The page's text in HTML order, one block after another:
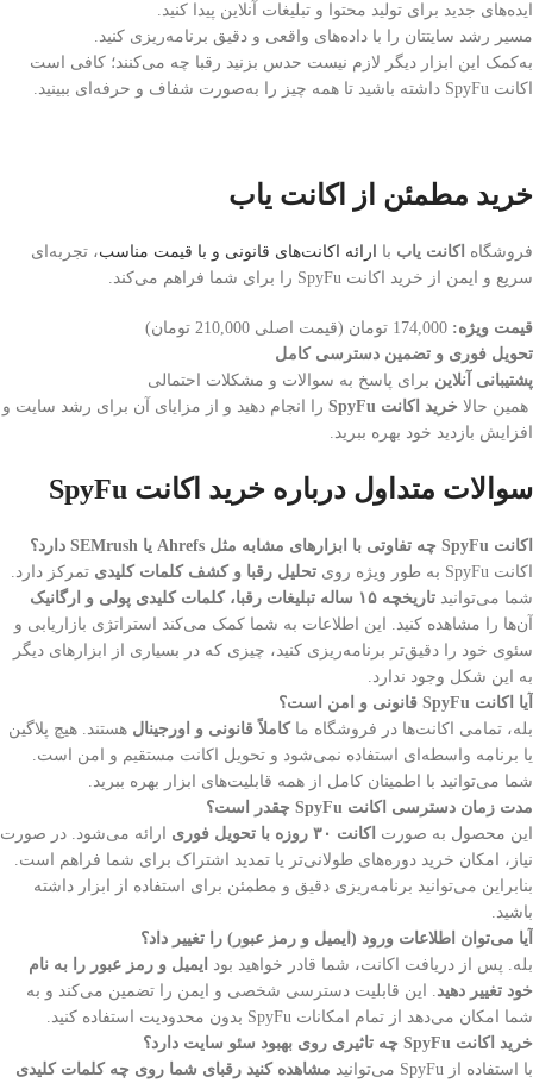
ایده‌های جدید برای تولید محتوا و تبلیغات آنلاین پیدا کنید.
مسیر رشد سایتتان را با داده‌های واقعی و دقیق برنامه‌ریزی کنید.
به‌کمک این ابزار دیگر لازم نیست حدس بزنید رقبا چه می‌کنند؛ کافی است
اکانت SpyFu داشته باشید تا همه چیز را به‌صورت شفاف و حرفه‌ای ببینید.
خرید مطمئن از اکانت یاب
فروشگاه اکانت یاب با ارائه اکانت‌های قانونی و با قیمت مناسب، تجربه‌ای
سریع و ایمن از خرید اکانت SpyFu را برای شما فراهم می‌کند.
قیمت ویژه:
تحویل فوری و تضمین دسترسی کامل
پشتیبانی آنلاین برای پاسخ به سوالات و مشکلات احتمالی
همین حالا خرید اکانت SpyFu
را انجام دهید و از مزایای آن برای رشد سایت و
افزایش بازدید خود بهره ببرید.
سوالات متداول درباره خرید اکانت SpyFu
اکانت SpyFu چه تفاوتی با ابزارهای مشابه مثل Ahrefs یا SEMrush دارد؟
اکانت SpyFu به طور ویژه روی
تحلیل رقبا و کشف کلمات کلیدی تمرکز دارد.
شما می‌توانید تاریخچه ۱۵ ساله تبلیغات رقبا، کلمات کلیدی پولی و ارگانیک
آن‌ها را مشاهده کنید. این اطلاعات به شما کمک می‌کند استراتژی بازاریابی و
سئوی خود را دقیق‌تر برنامه‌ریزی کنید، چیزی که در بسیاری از ابزارهای دیگر
به این شکل وجود ندارد.
آیا اکانت SpyFu قانونی و امن است؟
بله، تمامی اکانت‌ها در فروشگاه ما کاملاً قانونی و اورجینال هستند. هیچ پلاگین
یا برنامه واسطه‌ای استفاده نمی‌شود و تحویل اکانت مستقیم و امن است.
شما می‌توانید با اطمینان کامل از همه قابلیت‌های ابزار بهره ببرید.
مدت زمان دسترسی اکانت SpyFu چقدر است؟
این محصول به صورت اکانت ۳۰ روزه با تحویل فوری
ارائه می‌شود. در صورت
نیاز، امکان خرید دوره‌های طولانی‌تر یا تمدید اشتراک برای شما فراهم است.
بنابراین می‌توانید برنامه‌ریزی دقیق و مطمئن برای استفاده از ابزار داشته
باشید.
آیا می‌توان اطلاعات ورود (ایمیل و رمز عبور) را تغییر داد؟
بله. پس از دریافت اکانت، شما قادر خواهید بود ایمیل و رمز عبور را به نام
خود تغییر دهید. این قابلیت دسترسی شخصی و ایمن را تضمین می‌کند و به
شما امکان می‌دهد از تمام امکانات SpyFu بدون محدودیت استفاده کنید.
خرید اکانت SpyFu چه تاثیری روی بهبود سئو سایت دارد؟
با استفاده از SpyFu می‌توانید
مشاهده کنید رقبای شما روی چه کلمات کلیدی